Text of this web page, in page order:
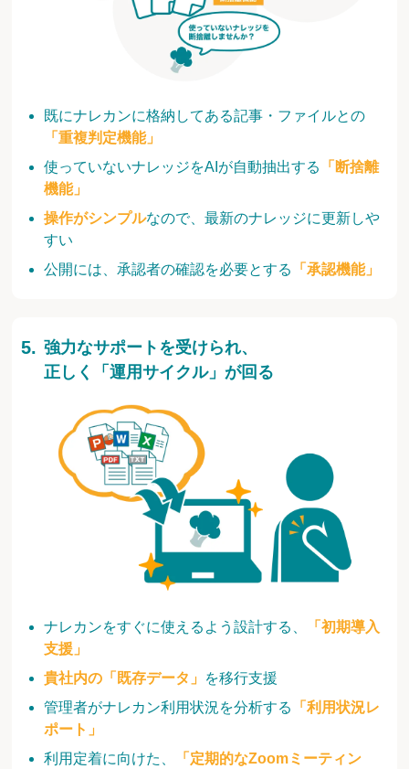
既にナレカンに格納してある記事・ファイルとの
「重複判定機能」
使っていないナレッジをAIが自動抽出する
「断捨離
機能」
操作がシンプルなので、最新のナレッジに更新しや
すい
公開には、承認者の確認を必要とする
「承認機能」
ナレカンをすぐに使えるよう設計する、
「初期導入
支援」
貴社内の「既存データ」 を移行支援
管理者がナレカン利用状況を分析する
「利用状況レ
ポート」
利用定着に向けた、
「定期的なZoomミーティン
強力なサポートを受けられ、
正しく「運用サイクル」が回る